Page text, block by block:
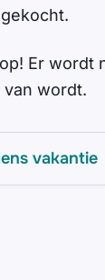
Er wordt
van wordt.
vakantie